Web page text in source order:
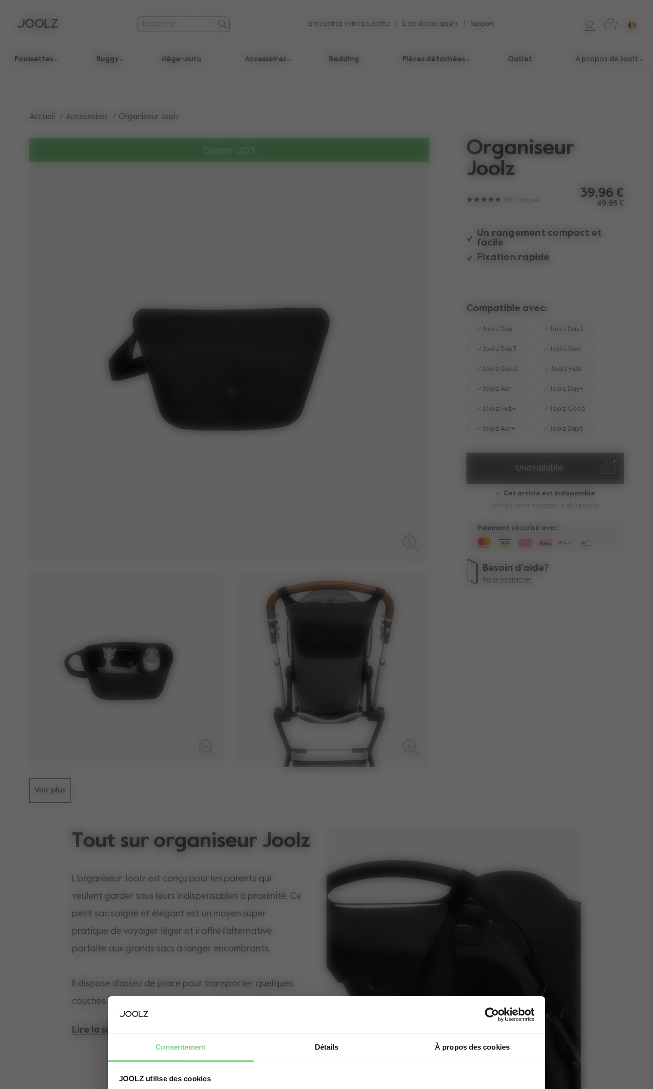
Consentement Détails À propos des cookies
JOOLZ utilise des cookies
Enregistrez votre poussette Liste des magasins Support
Poussettes Buggy siège-auto Accessoires Bedding Pièces détachées​ Outlet À propos de Joolz
Accueil Accessoires Organiseur Joolz
Outlet -20%
Voir plus
Organiseur
Joolz
189 Critiques
39,96 €
49,95 €
Un rangement compact et
facile
Fixation rapide
Compatible avec:
Joolz Day Joolz Day2
Joolz Day3 Joolz Geo
Joolz Geo2 Joolz Hub
Joolz Aer Joolz Day+
Joolz Hub+ Joolz Geo3
Joolz Aer+ Joolz Day5
Unavailable
Cet article est indisponible
Paiement sécurisé avec:
Besoin d'aide?
Nous contacter.
Tout sur organiseur Joolz
L'organiseur Joolz est conçu pour les parents qui
veulent garder tous leurs indispensables à proximité. Ce
petit sac soigné et élégant est un moyen super
pratique de voyager léger et il offre l'alternative
parfaite aux grands sacs à langer encombrants.
Il dispose d’assez de place pour transporter quelques
couches et des lingettes humides, ainsi que votre
téléphone, votre portefeuille et vos clés. Il suffit de
l'attacher au guidon de votre poussette, et vous voilà
Lire la suite
Oups! Il semblerait que vous vous situez sur le